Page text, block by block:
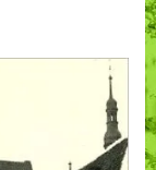
домовладелец